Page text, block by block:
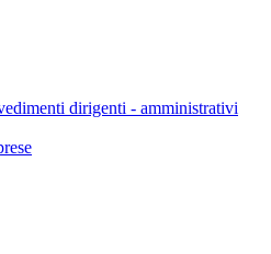
dirigenti - amministrativi